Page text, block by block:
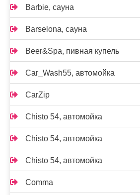
Barbie, сауна
Barselona, сауна
Beer&Spa, пивная купель
Car_Wash55, автомойка
CarZip
Chisto 54, автомойка
Chisto 54, автомойка
Chisto 54, автомойка
Comma